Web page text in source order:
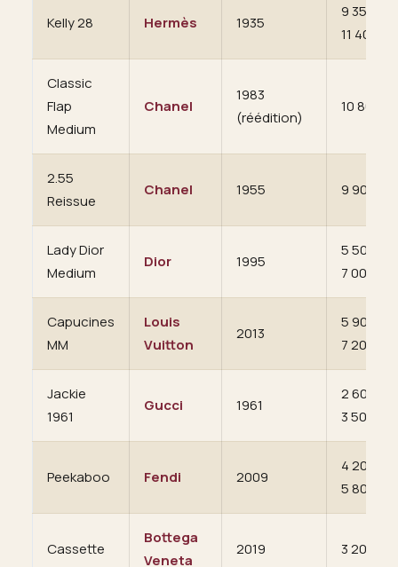
Kelly 28 Hermès 1935
9 350 à
11 400 €
Classic
Flap
Medium
Chanel
1983
(réédition)
10 800 €
2.55
Reissue
Chanel 1955 9 900 €
Lady Dior
Medium
Dior 1995
5 500 à
7 000 €
Capucines
MM
Louis
Vuitton
2013
5 900 à
7 200 €
Jackie
1961
Gucci 1961
2 600 à
3 500 €
Peekaboo Fendi 2009
4 200 à
5 800 €
Cassette
Bottega
Veneta
2019 3 200 €